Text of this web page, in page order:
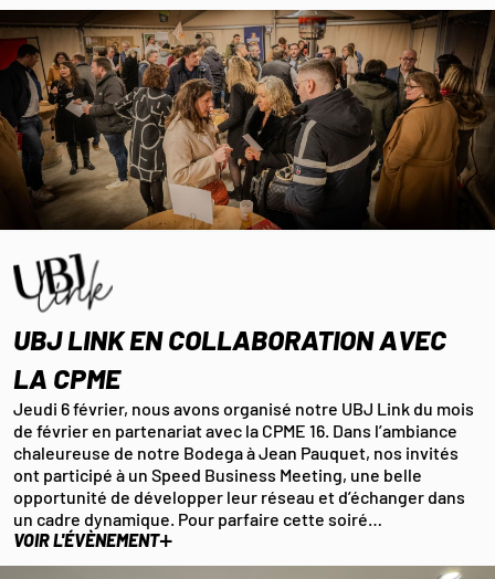
UBJ LINK EN COLLABORATION AVEC
LA CPME
Jeudi 6 février, nous avons organisé notre UBJ Link du mois
de février en partenariat avec la CPME 16. Dans l’ambiance
chaleureuse de notre Bodega à Jean Pauquet, nos invités
ont participé à un Speed Business Meeting, une belle
opportunité de développer leur réseau et d’échanger dans
un cadre dynamique. Pour parfaire cette soiré…
VOIR L'ÉVÈNEMENT+